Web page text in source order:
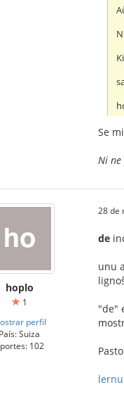
Se
Ni
hoplo
1
perfil
País: Suiza
102
28 de
de
unu
"de"